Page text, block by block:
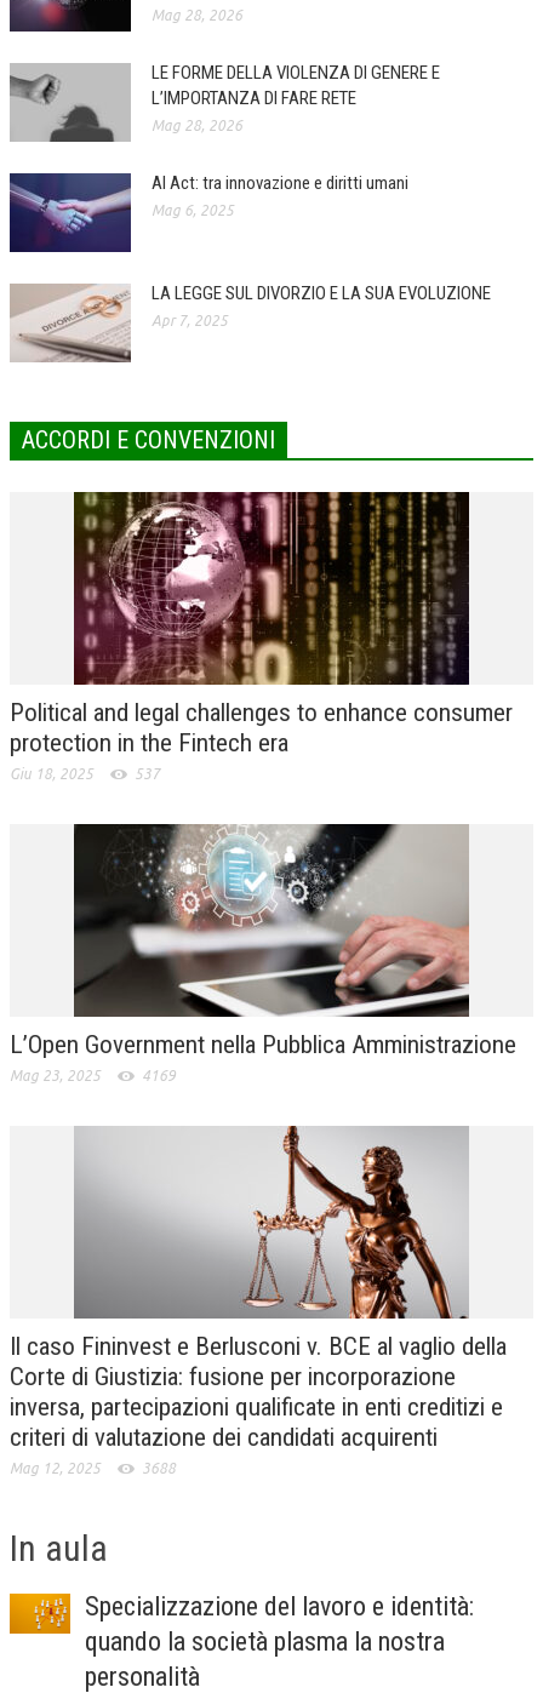
CODICE ETICO
AUTORI
COLLABORA CON NOI
CORPORATE SOCIAL RESPONSIBILITY
INTERNAZIONALIZZAZIONE
HUMAN RESOURCES
MARKETING
RISK MANAGEMENT
SVILUPPO SOSTENIBILE
PERSONA E CITTÀ
L’UMANISTA
DIRITTO PENALE D’IMPRESA
DIRITTO DEL LAVORO
DIRITTO DEL WEB
DIRITTO DELLE IMPRESE IN CRISI
CRIMINOLOGIA E CRIMINALISTICA
SICUREZZA SUL LAVORO
DIRITTO TRIBUTARIO
PRASSI
AMMINISTRATIVA
TRIBUTARIA
COSTITUZIONALE
TRIBUTARIA
PENALE
Mag 28, 2026
LE FORME DELLA VIOLENZA DI GENERE E
L’IMPORTANZA DI FARE RETE
Mag 28, 2026
AI Act: tra innovazione e diritti umani
Mag 6, 2025
LA LEGGE SUL DIVORZIO E LA SUA EVOLUZIONE
Apr 7, 2025
ACCORDI E CONVENZIONI
Political and legal challenges to enhance consumer
protection in the Fintech era
Giu 18, 2025 537
L’Open Government nella Pubblica Amministrazione
Mag 23, 2025 4169
Il caso Fininvest e Berlusconi v. BCE al vaglio della
Corte di Giustizia: fusione per incorporazione
inversa, partecipazioni qualificate in enti creditizi e
criteri di valutazione dei candidati acquirenti
Mag 12, 2025 3688
In aula
Specializzazione del lavoro e identità:
quando la società plasma la nostra
personalità